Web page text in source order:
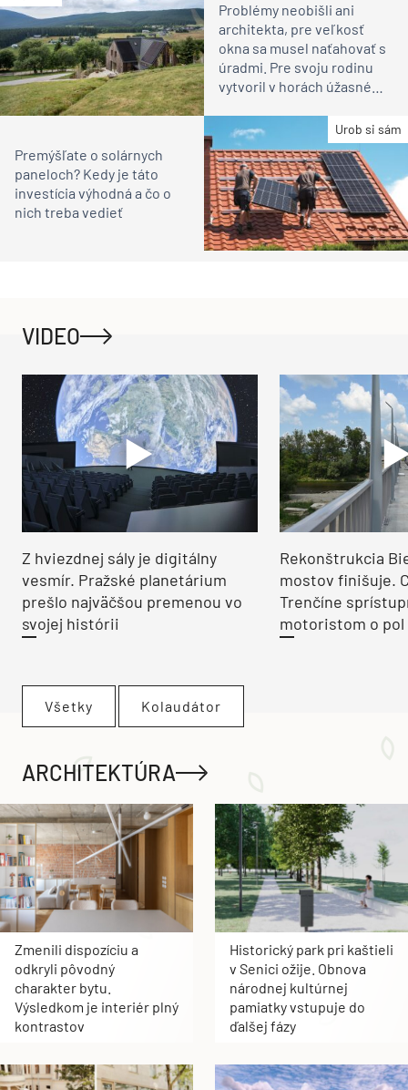
Problémy neobišli ani
architekta, pre veľkosť
okna sa musel naťahovať s
úradmi. Pre svoju rodinu
vytvoril v horách úžasné
Urob si sám
Premýšľate o solárnych
paneloch? Kedy je táto
investícia výhodná a čo o
nich treba vedieť
VIDEO
Z hviezdnej sály je digitálny
vesmír. Pražské planetárium
prešlo najväčšou premenou vo
svojej histórii
Rekonštrukcia
mostov finišuje.
Trenčíne
motoristom o pol
Všetky Kolaudátor
ARCHITEKTÚRA
Zmenili dispozíciu a
odkryli pôvodný
charakter bytu.
Výsledkom je interiér plný
kontrastov
Historický park pri kaštieli
v Senici ožije. Obnova
národnej kultúrnej
pamiatky vstupuje do
ďalšej fázy